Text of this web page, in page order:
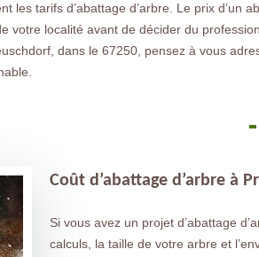
les tarifs d’abattage d’arbre. Le prix
votre localité avant de décider du
dans le 67250, pensez à vous
Coût d’abattage d’arbre à
Si vous avez un projet d’abattage
calculs, la taille de votre arbre et